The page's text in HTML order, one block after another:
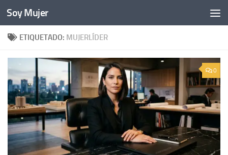
Bajo el contenido
Soy Mujer
ETIQUETADO: MUJERLÍDER
0